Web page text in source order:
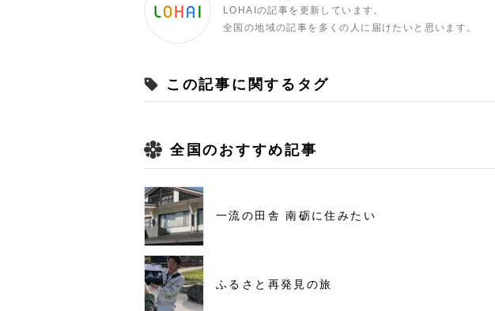
LOHAIの記事を更新しています。
全国の地域の記事を多くの人に届けたいと思います。
この記事に関するタグ
全国のおすすめ記事
一流の田舎 南砺に住みたい
ふるさと再発見の旅